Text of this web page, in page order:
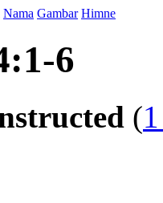
Nama Gambar Himne
6
(